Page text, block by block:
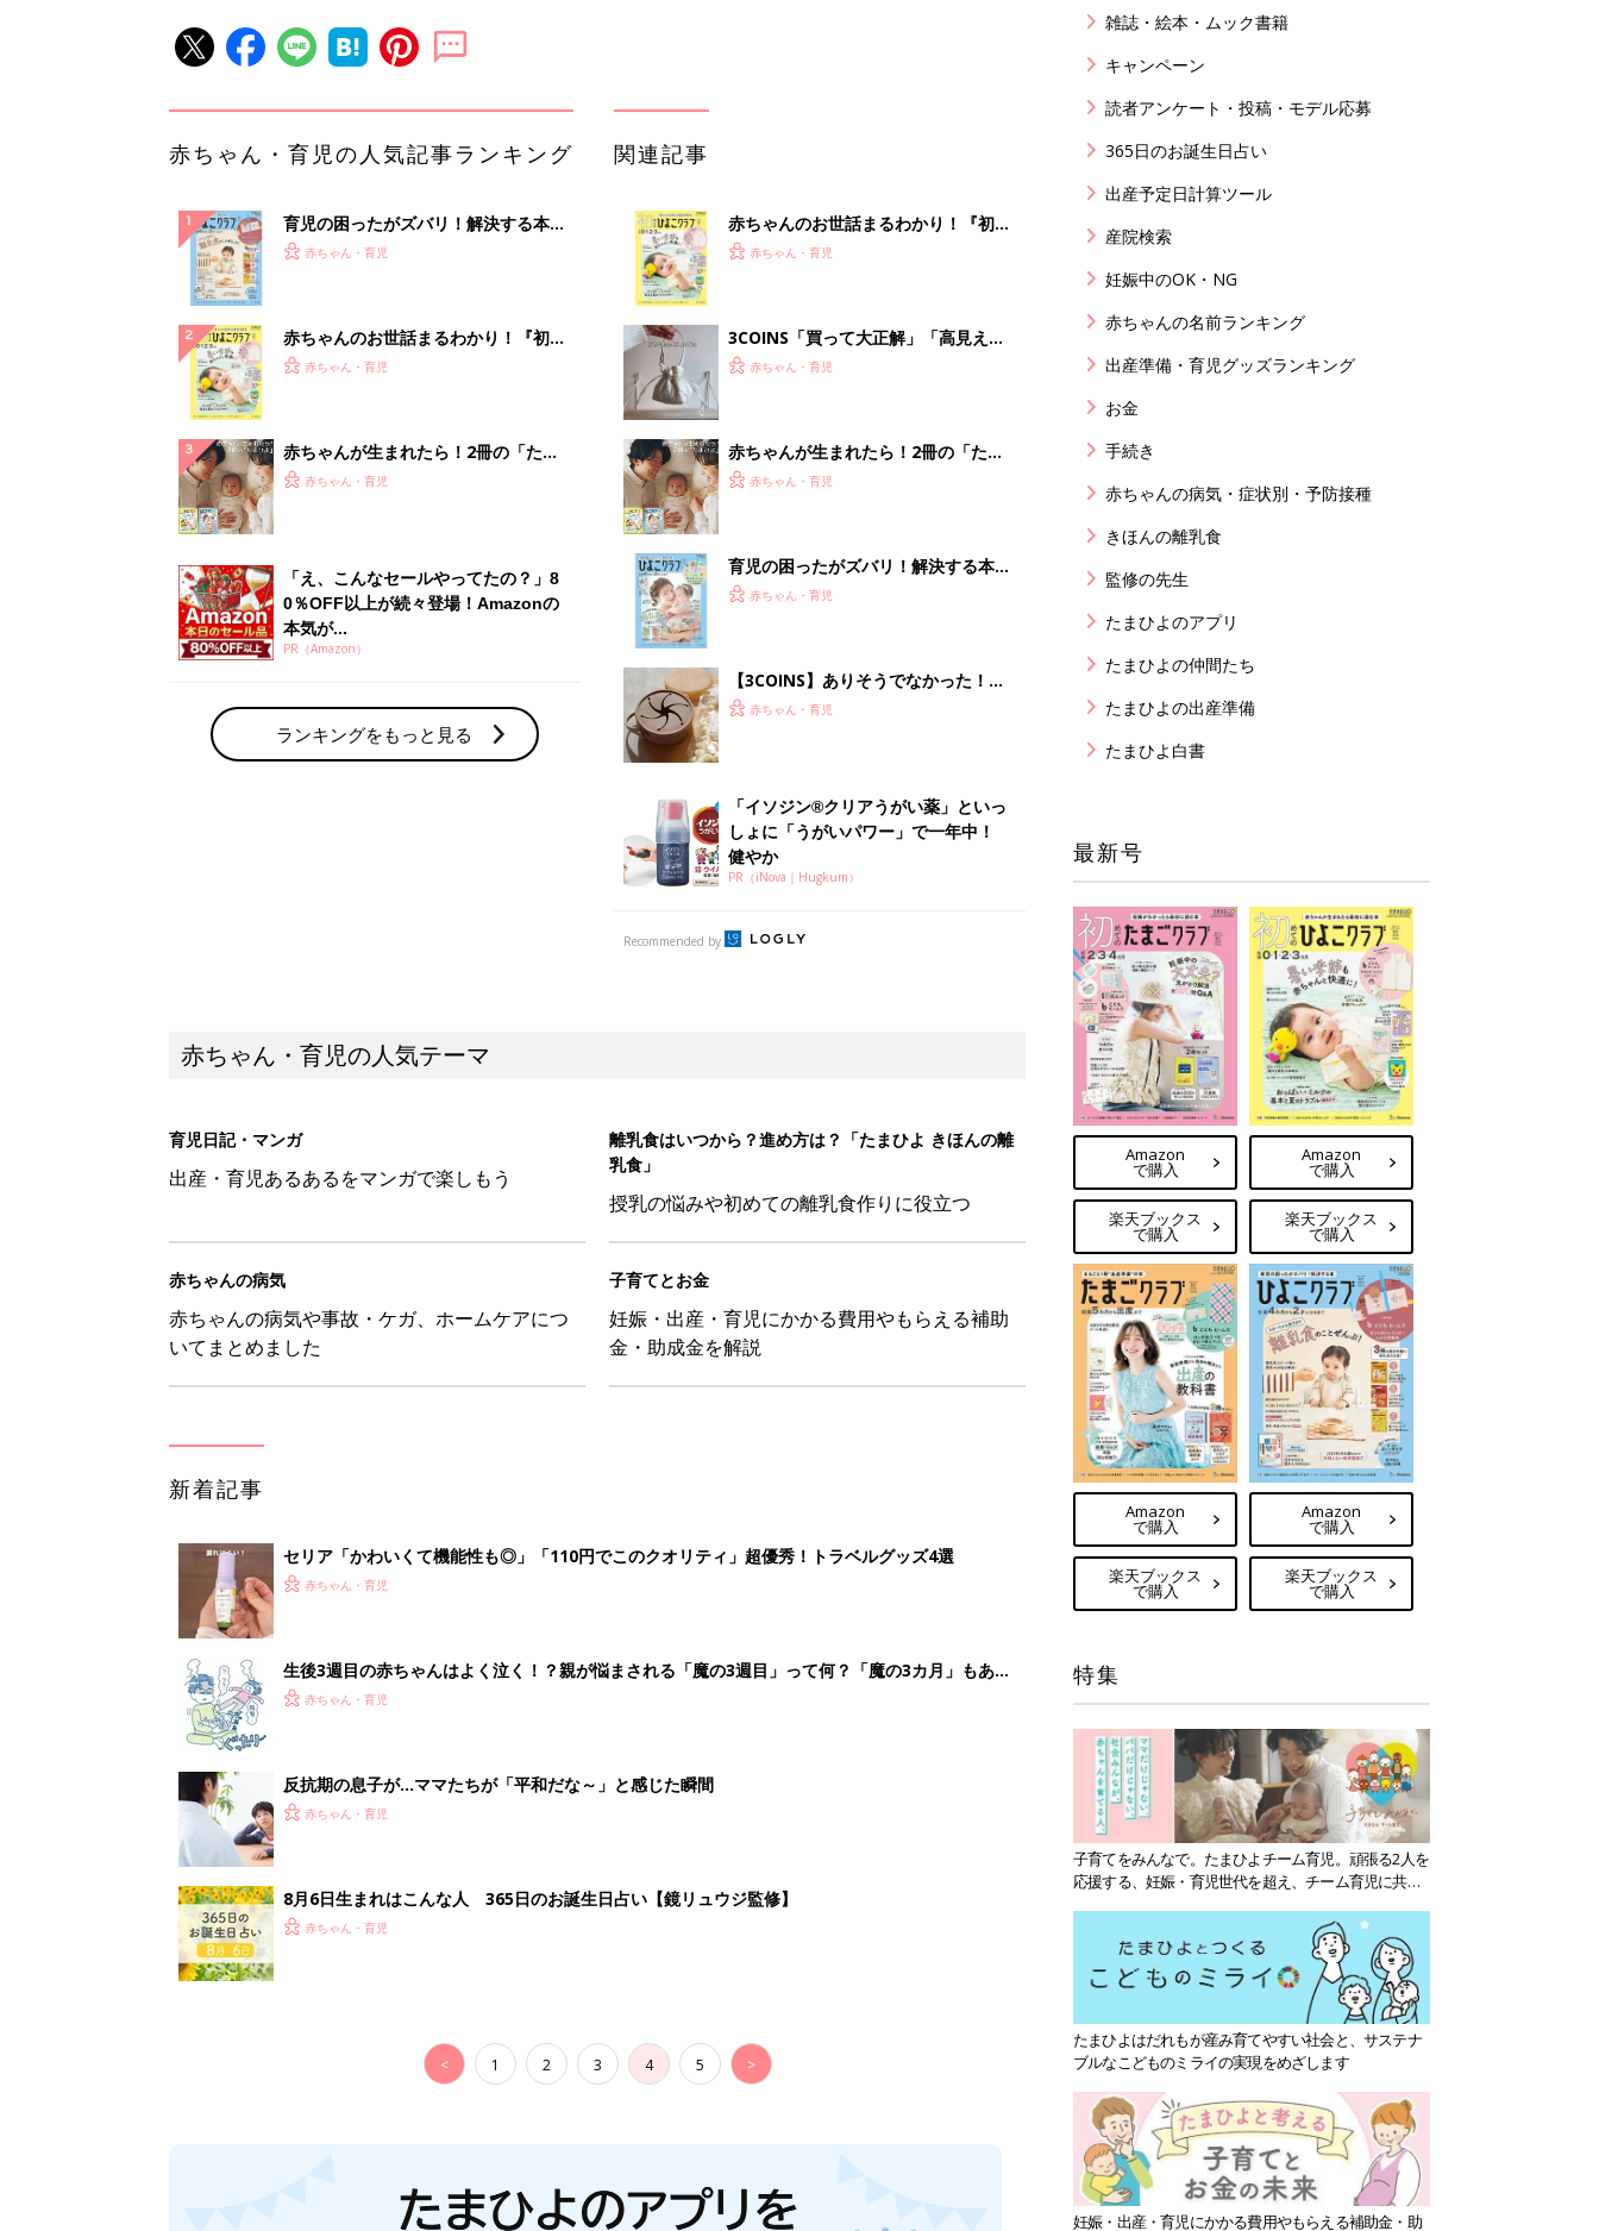
赤ちゃん・育児の人気記事ランキング
育児の困ったがズバリ！解決する本
『ひよこクラブ 秋号』 4カ月～2才
赤ちゃん・育児
赤ちゃんのお世話まるわかり！『初め
てのひよこクラブ 夏号』〈巻頭大特
赤ちゃん・育児
赤ちゃんが生まれたら！2冊の「たま
ひよ」
赤ちゃん・育児
「え、こんなセールやってたの？」8
0％OFF以上が続々登場！Amazonの
本気が...
PR（Amazon）
ランキングをもっと見る
関連記事
赤ちゃんのお世話まるわかり！『初め
てのひよこクラブ 夏号』〈巻頭大特
赤ちゃん・育児
3COINS「買って大正解」「高見えで
可愛すぎ」大人気のファッショングッ
赤ちゃん・育児
赤ちゃんが生まれたら！2冊の「たま
ひよ」
赤ちゃん・育児
育児の困ったがズバリ！解決する本
『ひよこクラブ 秋号』 4カ月～2才
赤ちゃん・育児
【3COINS】ありそうでなかった！か
さばらなくて衛生的な「折りたためる
赤ちゃん・育児
「イソジン®クリアうがい薬」といっ
しょに「うがいパワー」で一年中！
健やか
PR（iNova｜Hugkum）
Recommended by
赤ちゃん・育児の人気テーマ
育児日記・マンガ
出産・育児あるあるをマンガで楽しもう
離乳食はいつから？進め方は？「たまひよ きほんの離
乳食」
授乳の悩みや初めての離乳食作りに役立つ
赤ちゃんの病気
赤ちゃんの病気や事故・ケガ、ホームケアにつ
いてまとめました
子育てとお金
妊娠・出産・育児にかかる費用やもらえる補助
金・助成金を解説
新着記事
セリア「かわいくて機能性も◎」「110円でこのクオリティ」超優秀！トラベルグッズ4選
赤ちゃん・育児
生後3週目の赤ちゃんはよく泣く！？親が悩まされる「魔の3週目」って何？「魔の3カ月」もある
って本当？【専門家】
赤ちゃん・育児
反抗期の息子が...ママたちが「平和だな～」と感じた瞬間
赤ちゃん・育児
8月6日生まれはこんな人 365日のお誕生日占い【鏡リュウジ監修】
赤ちゃん・育児
< 1 2 3 4 5 >
雑誌・絵本・ムック書籍
キャンペーン
読者アンケート・投稿・モデル応募
365日のお誕生日占い
出産予定日計算ツール
産院検索
妊娠中のOK・NG
赤ちゃんの名前ランキング
出産準備・育児グッズランキング
お金
手続き
赤ちゃんの病気・症状別・予防接種
きほんの離乳食
監修の先生
たまひよのアプリ
たまひよの仲間たち
たまひよの出産準備
たまひよ白書
最新号
Amazon
で購入
楽天ブックス
で購入
Amazon
で購入
楽天ブックス
で購入
Amazon
で購入
楽天ブックス
で購入
Amazon
で購入
楽天ブックス
で購入
特集
子育てをみんなで。たまひよチーム育児。頑張る2人を
応援する、妊娠・育児世代を超え、チーム育児に共感
たまひよはだれもが産み育てやすい社会と、サステナ
ブルなこどものミライの実現をめざします
妊娠・出産・育児にかかる費用やもらえる補助金・助